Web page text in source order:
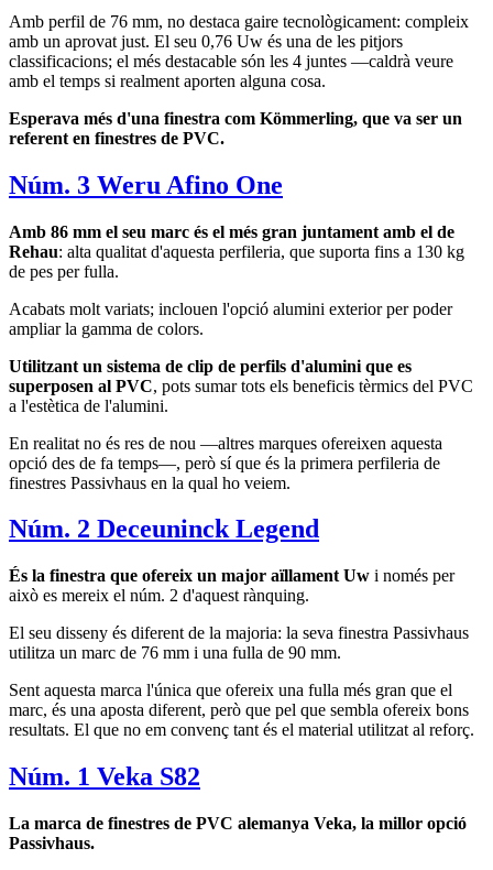
Amb perfil de 76 mm, no destaca gaire tecnològicament: compleix
amb un aprovat just. El seu 0,76 Uw és una de les pitjors
classificacions; el més destacable són les 4 juntes —caldrà veure
amb el temps si realment aporten alguna cosa.
Esperava més d'una finestra com Kömmerling, que va ser un
referent en finestres de PVC.
Núm. 3 Weru Afino One
Amb 86 mm el seu marc és el més gran juntament amb el de
Rehau: alta qualitat d'aquesta perfileria, que suporta fins a 130 kg
de pes per fulla.
Acabats molt variats; inclouen l'opció alumini exterior per poder
ampliar la gamma de colors.
Utilitzant un sistema de clip de perfils d'alumini que es
superposen al PVC, pots sumar tots els beneficis tèrmics del PVC
a l'estètica de l'alumini.
En realitat no és res de nou —altres marques ofereixen aquesta
opció des de fa temps—, però sí que és la primera perfileria de
finestres Passivhaus en la qual ho veiem.
Núm. 2 Deceuninck Legend
És la finestra que ofereix un major aïllament Uw i només per
això es mereix el núm. 2 d'aquest rànquing.
El seu disseny és diferent de la majoria: la seva finestra Passivhaus
utilitza un marc de 76 mm i una fulla de 90 mm.
Sent aquesta marca l'única que ofereix una fulla més gran que el
marc, és una aposta diferent, però que pel que sembla ofereix bons
resultats. El que no em convenç tant és el material utilitzat al reforç.
Núm. 1 Veka S82
La marca de finestres de PVC alemanya Veka, la millor opció
Passivhaus.